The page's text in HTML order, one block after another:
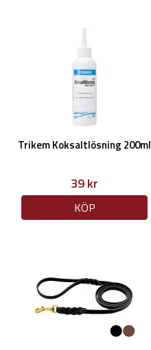
Trikem Koksaltlösning 200ml
39 kr
KÖP